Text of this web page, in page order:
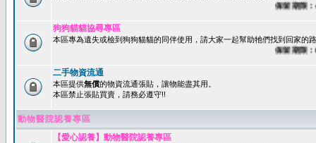
保留期限：45
狗狗貓貓協尋專區
本區專為遺失或檢到狗狗貓貓的同伴使用，請大家一起幫助牠們找到回家的
保留期限：60
二手物資流通
本區提供無償的物資流通張貼，讓物能盡其用。
本區禁止張貼買賣，請務必遵守!!
動物醫院認養專區
【愛心認養】動物醫院認養專區